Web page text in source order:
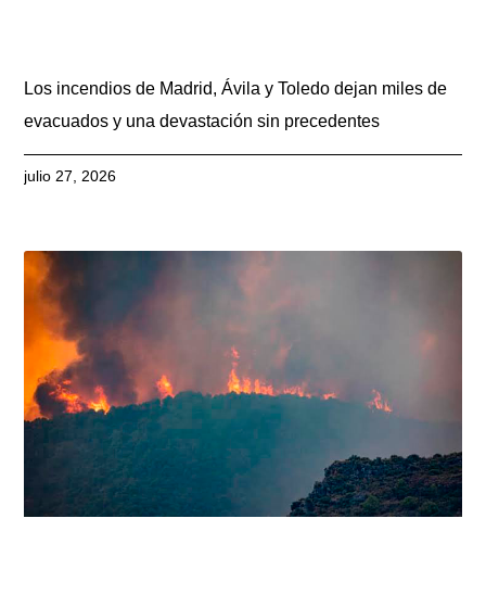
Los incendios de Madrid, Ávila y Toledo dejan miles de
evacuados y una devastación sin precedentes
julio 27, 2026